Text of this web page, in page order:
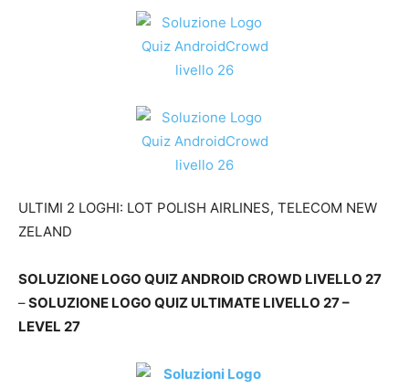
ULTIMI 2 LOGHI: LOT POLISH AIRLINES, TELECOM NEW
ZELAND
SOLUZIONE LOGO QUIZ ANDROID CROWD LIVELLO 27
–SOLUZIONE LOGO QUIZ ULTIMATE LIVELLO 27 –
LEVEL 27